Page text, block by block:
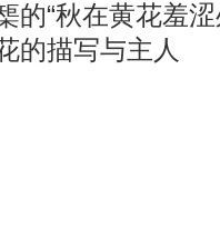
的“秋在黄花羞
的描写与主人